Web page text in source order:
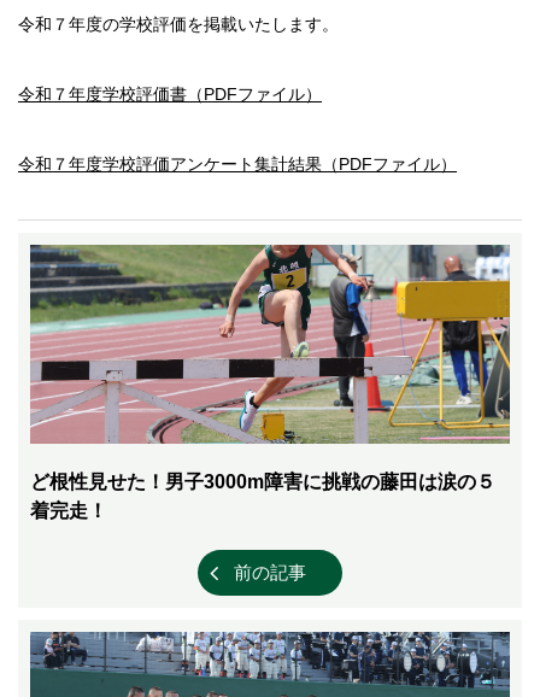
令和７年度の学校評価を掲載いたします。
令和７年度学校評価書（PDFファイル）
令和７年度学校評価アンケート集計結果（PDFファイル）
ど根性見せた！男子3000m障害に挑戦の藤田は涙の５
着完走！
前の記事